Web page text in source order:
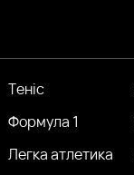
Теніс
Формула 1
Легка атлетика